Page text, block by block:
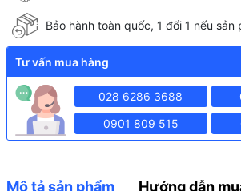
Bảo hành toàn quốc, 1 đổi 1 nếu sản
Tư vấn mua hàng
028 6286 3688
0901 809 515
Mô tả sản phẩm Hướng dẫn